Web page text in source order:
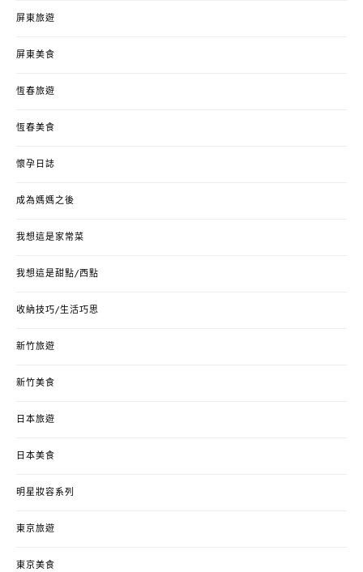
屏東旅遊
屏東美食
恆春旅遊
恆春美食
懷孕日誌
成為媽媽之後
我想這是家常菜
我想這是甜點/西點
收納技巧/生活巧思
新竹旅遊
新竹美食
日本旅遊
日本美食
明星妝容系列
東京旅遊
東京美食